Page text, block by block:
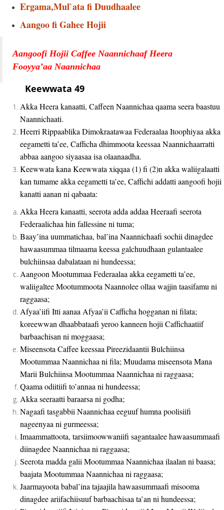
Ergama,Mul`ata fi Duudhaalee
Aangoo fi Gahee Hojii
Aangoofi Hojii Caffee Naannichaaf Heera
Fooyya’aa Naannichaa
Keewwata 49
Akka Heera kanaatti, Caffeen Naannichaa qaama seera baastuu
Naannichaati.
Heerri Rippaablika Dimokraatawaa Federaalaa Itoophiyaa akka
eegametti ta’ee, Cafficha dhimmoota keessaa Naannichaarratti
abbaa aangoo siyaasaa isa olaanaadha.
Keewwata kana Keewwata xiqqaa (1) fi (2)n akka waliigalaatti
kan tumame akka eegametti ta’ee, Caffichi addatti aangoofi hojii
kanatti aanan ni qabaata:
Akka Heera kanaatti, seerota adda addaa Heeraafi seerota
Federaalichaa hin fallessine ni tuma;
Baay’ina uummatichaa, bal’ina Naannichaafi sochii dinagdee
hawaasummaa tilmaama keessa galchuudhaan gulantaalee
bulchiinsaa dabalataan ni hundeessa;
Aangoon Mootummaa Federaalaa akka eegametti ta’ee,
waliigaltee Mootummoota Naannolee ollaa wajjin taasifamu ni
raggaasa;
Afyaa’iifi Itti aanaa Afyaa’ii Cafficha hogganan ni filata;
koreewwan dhaabbataafi yeroo kanneen hojii Caffichaatiif
barbaachisan ni moggaasa;
Miseensota Caffee keessaa Pireezidaantii Bulchiinsa
Mootummaa Naannichaa ni fila; Muudama miseensota Mana
Marii Bulchiinsa Mootummaa Naannichaa ni raggaasa;
Qaama odiitiifi to’annaa ni hundeessa;
Akka seeraatti baraarsa ni godha;
Nagaafi tasgabbii Naannichaa eeguuf humna poolisiifi
nageenyaa ni gurmeessa;
Imaammattoota, tarsiimoowwaniifi sagantaalee hawaasummaafi
diinagdee Naannichaa ni raggaasa;
Seerota madda galii Mootummaa Naannichaa ilaalan ni baasa;
baajata Mootummaa Naannichaa ni raggaasa;
Jaarmayoota babal’ina tajaajila hawaasummaafi misooma
dinagdee ariifachiisuuf barbaachisaa ta’an ni hundeessa;